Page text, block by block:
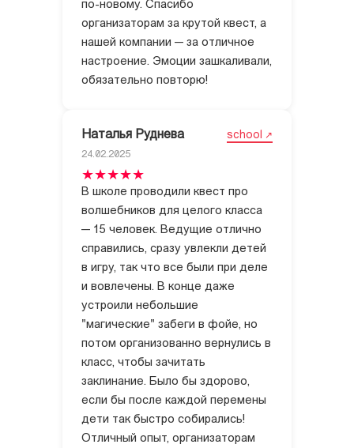
по-новому. Спасибо
организаторам за крутой квест, а
нашей компании — за отличное
настроение. Эмоции зашкаливали,
обязательно повторю!
Наталья Руднева school
24.02.2025
В школе проводили квест про
волшебников для целого класса
— 15 человек. Ведущие отлично
справились, сразу увлекли детей
в игру, так что все были при деле
и вовлечены. В конце даже
устроили небольшие
"магические" забеги в фойе, но
потом организованно вернулись в
класс, чтобы зачитать
заклинание. Было бы здорово,
если бы после каждой перемены
дети так быстро собирались!
Отличный опыт, организаторам